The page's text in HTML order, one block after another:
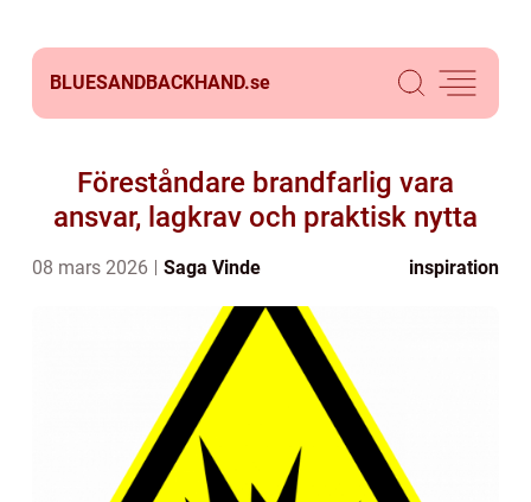
BLUESANDBACKHAND.se
Föreståndare brandfarlig vara
ansvar, lagkrav och praktisk nytta
08 mars 2026 Saga Vinde inspiration